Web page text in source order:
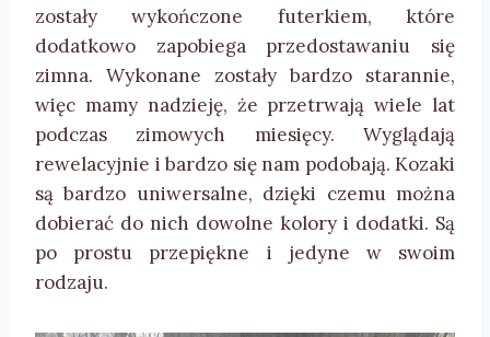
zostały wykończone futerkiem, które
dodatkowo zapobiega przedostawaniu się
zimna. Wykonane zostały bardzo starannie,
więc mamy nadzieję, że przetrwają wiele lat
podczas zimowych miesięcy. Wyglądają
rewelacyjnie i bardzo się nam podobają. Kozaki
są bardzo uniwersalne, dzięki czemu można
dobierać do nich dowolne kolory i dodatki. Są
po prostu przepiękne i jedyne w swoim
rodzaju.